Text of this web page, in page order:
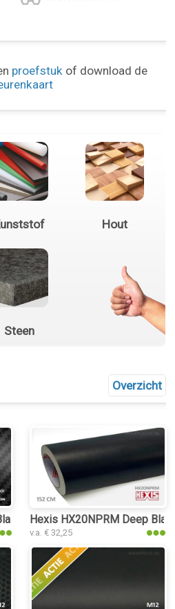
proefstukof download de
Hout
Steen
Overzicht
plakplastic
Hexis HX20NPRM Deep
v.a. € 32,25